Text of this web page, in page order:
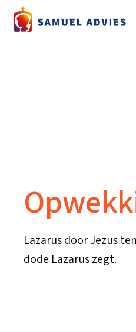
Lazarus door Jezus
dode Lazarus zegt.